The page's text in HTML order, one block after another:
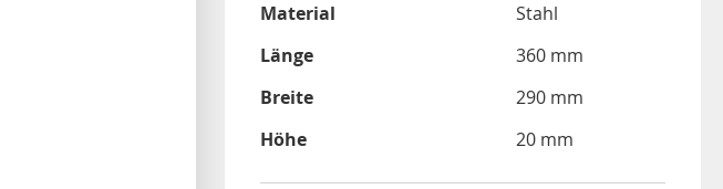
Material
Stahl
Länge
360 mm
Breite
290 mm
Höhe
20 mm